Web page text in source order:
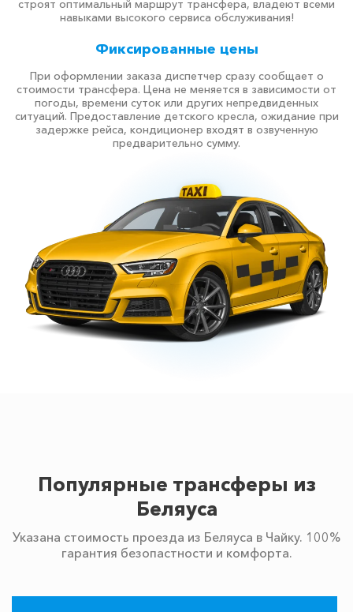
строят оптимальный маршрут трансфера, владеют всеми
навыками высокого сервиса обслуживания!
Фиксированные цены
При оформлении заказа диспетчер сразу сообщает о
стоимости трансфера. Цена не меняется в зависимости от
погоды, времени суток или других непредвиденных
ситуаций. Предоставление детского кресла, ожидание при
задержке рейса, кондиционер входят в озвученную
предварительно сумму.
Популярные трансферы из
Беляуса
Указана стоимость проезда из Беляуса в Чайку. 100%
гарантия безопастности и комфорта.